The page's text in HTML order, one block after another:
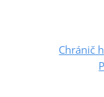
Chránič